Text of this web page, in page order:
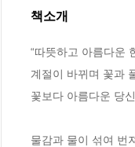
책소개
“따뜻하고 아름다운
계절이 바뀌며 꽃과
꽃보다 아름다운 당
물감과 물이 섞여 번